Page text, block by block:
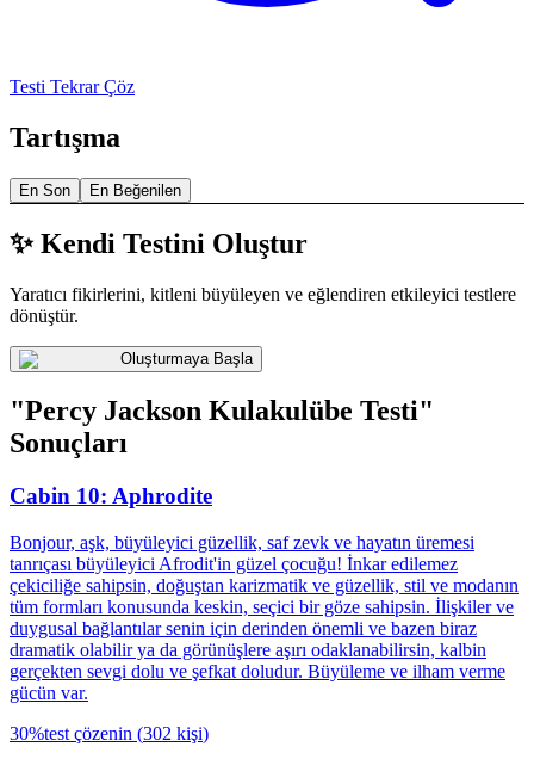
Testi Tekrar Çöz
Tartışma
En Son En Beğenilen
✨ Kendi Testini Oluştur
Yaratıcı fikirlerini, kitleni büyüleyen ve eğlendiren etkileyici testlere
dönüştür.
Oluşturmaya Başla
"Percy Jackson Kulakulübe Testi"
Sonuçları
Cabin 10: Aphrodite
Bonjour, aşk, büyüleyici güzellik, saf zevk ve hayatın üremesi
tanrıçası büyüleyici Afrodit'in güzel çocuğu! İnkar edilemez
çekiciliğe sahipsin, doğuştan karizmatik ve güzellik, stil ve modanın
tüm formları konusunda keskin, seçici bir göze sahipsin. İlişkiler ve
duygusal bağlantılar senin için derinden önemli ve bazen biraz
dramatik olabilir ya da görünüşlere aşırı odaklanabilirsin, kalbin
gerçekten sevgi dolu ve şefkat doludur. Büyüleme ve ilham verme
gücün var.
30%test çözenin (302 kişi)